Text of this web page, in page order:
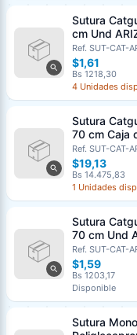
Sutura
cm Und
Punta
Ref. SUT-CAT-
$1,61
Bs 1218,30
4 Unidades
Sutura
70 cm Caja
de 1/2
Ref. SUT-CAT-
$19,13
Bs 14.475,83
1 Unidades
Sutura
70 cm Und
Circulo
Ref. SUT-CAT-
$1,59
Bs 1203,17
Disponible
Sutura